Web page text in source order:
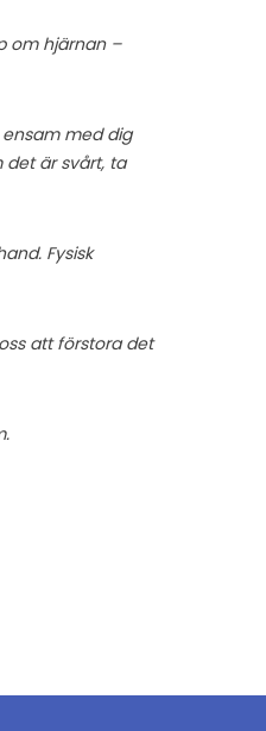
om hjärnan –
med dig
det är svårt, ta
Fysisk
att förstora det